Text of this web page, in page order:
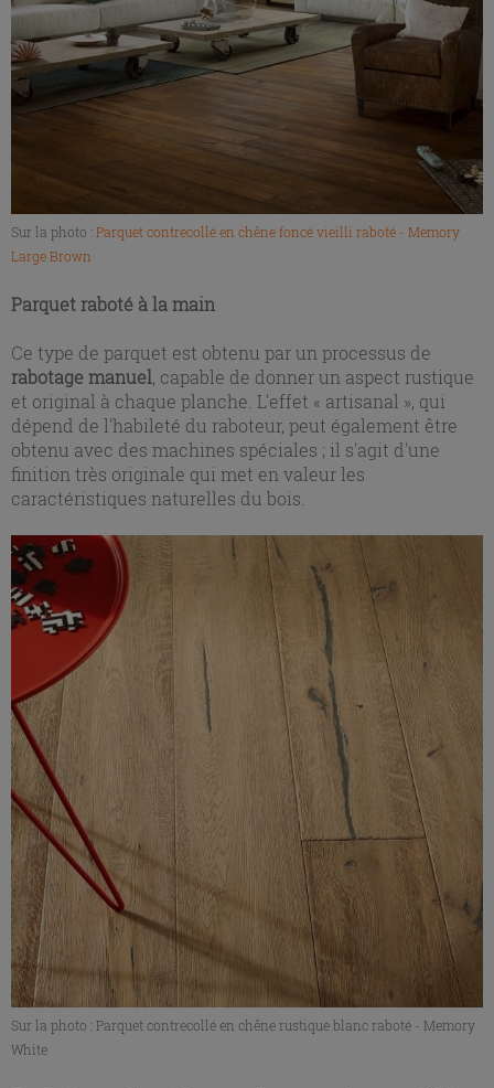
Sur la photo :Parquet contrecollé en chêne foncé vieilli raboté - Memory
Large Brown
Parquet raboté à la main
Ce type de parquet est obtenu par un processus de
rabotage manuel, capable de donner un aspect rustique
et original à chaque planche. L'effet « artisanal », qui
dépend de l'habileté du raboteur, peut également être
obtenu avec des machines spéciales ; il s'agit d'une
finition très originale qui met en valeur les
caractéristiques naturelles du bois.
Sur la photo : Parquet contrecollé en chêne rustique blanc raboté - Memory
White